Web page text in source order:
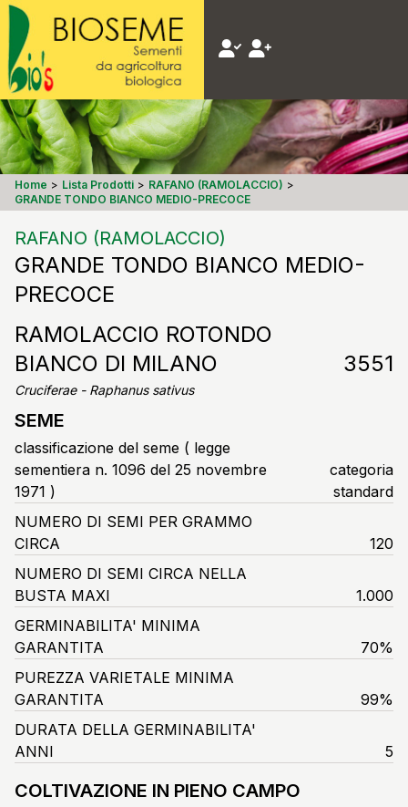
Home > Lista Prodotti > RAFANO (RAMOLACCIO) >
GRANDE TONDO BIANCO MEDIO-PRECOCE
RAFANO (RAMOLACCIO)
GRANDE TONDO BIANCO MEDIO-
PRECOCE
RAMOLACCIO ROTONDO
BIANCO DI MILANO
3551
Cruciferae - Raphanus sativus
SEME
classificazione del seme ( legge
sementiera n. 1096 del 25 novembre
1971 )
categoria
standard
NUMERO DI SEMI PER GRAMMO
CIRCA
120
NUMERO DI SEMI CIRCA NELLA
BUSTA MAXI
1.000
GERMINABILITA' MINIMA
GARANTITA
70%
PUREZZA VARIETALE MINIMA
GARANTITA
99%
DURATA DELLA GERMINABILITA'
ANNI
5
COLTIVAZIONE IN PIENO CAMPO